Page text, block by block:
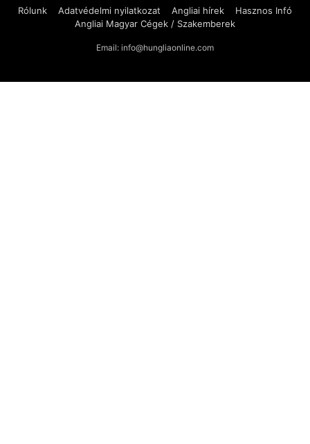
Rólunk Adatvédelmi nyilatkozat Angliai hírek
Hasznos Infó
Angliai Magyar Cégek / Szakemberek
Email: info@hungliaonline.com